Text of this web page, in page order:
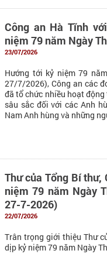
Công an Hà Tĩnh
niệm 79 năm Ngày
23/07/2026
Hướng tới kỷ niệm 79
27/7/2026), Công an các
đã tổ chức nhiều hoạt
sâu sắc đối với các Anh
Nam Anh hùng và những
Thư của Tổng Bí
niệm 79 năm Ngày
27-7-2026)
22/07/2026
Trân trọng giới thiệu Thư
dịp kỷ niệm 79 năm Ngày